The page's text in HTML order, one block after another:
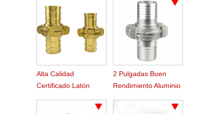
2.5 Pulgadas
Alta Calidad
Certificado Latón
Manguera De Fuego
2 Pulgadas Buen
Rendimiento Aluminio